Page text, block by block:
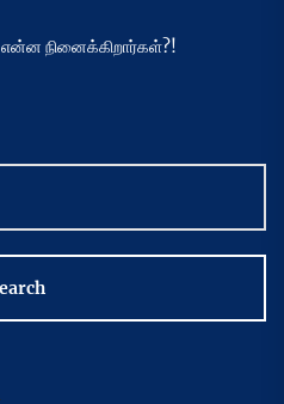
நினைக்கிறார்கள்?!